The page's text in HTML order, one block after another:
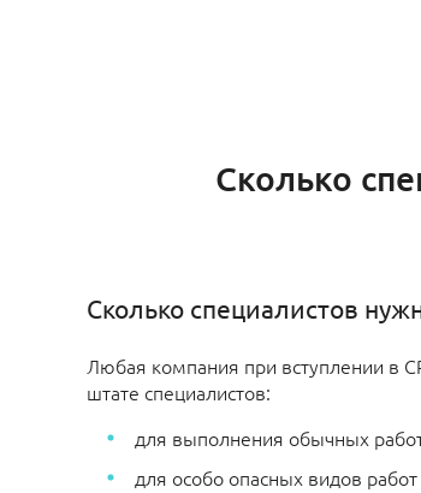
Сколько
Сколько специалистов
Любая компания при вступлении в
штате специалистов:
для выполнения обычных
для особо опасных видов